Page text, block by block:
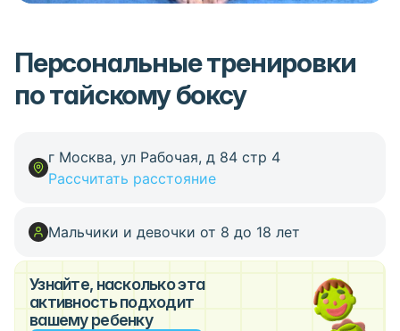
Персональные тренировки
по тайскому боксу
г Москва, ул Рабочая, д 84 стр 4
Рассчитать расстояние
Мальчики и девочки от 8 до 18 лет
Узнайте, насколько эта
активность подходит
вашему ребенку